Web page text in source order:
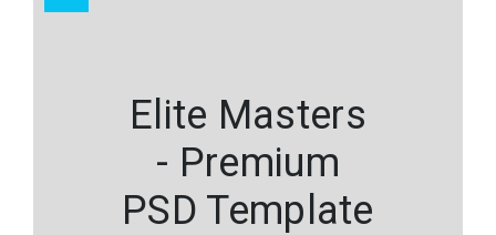
Elite Masters
- Premium
PSD Template